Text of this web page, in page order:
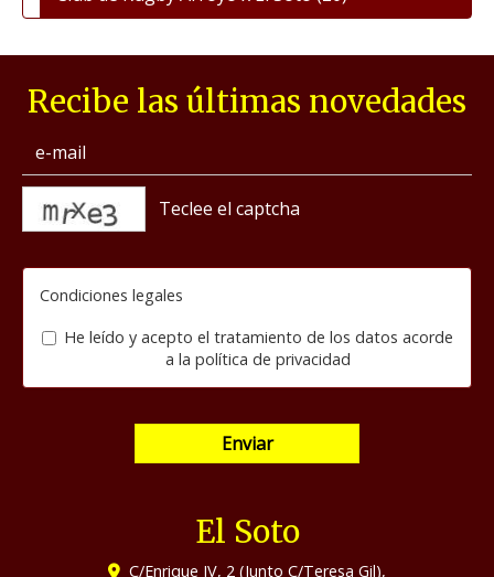
Recibe las últimas novedades
Condiciones legales
He leído y acepto el tratamiento de los datos acorde
a la política de privacidad
Enviar
El Soto
C/Enrique IV, 2 (Junto C/Teresa Gil),